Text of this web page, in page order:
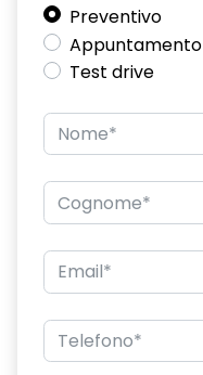
Preventivo
Appuntamento
Test drive